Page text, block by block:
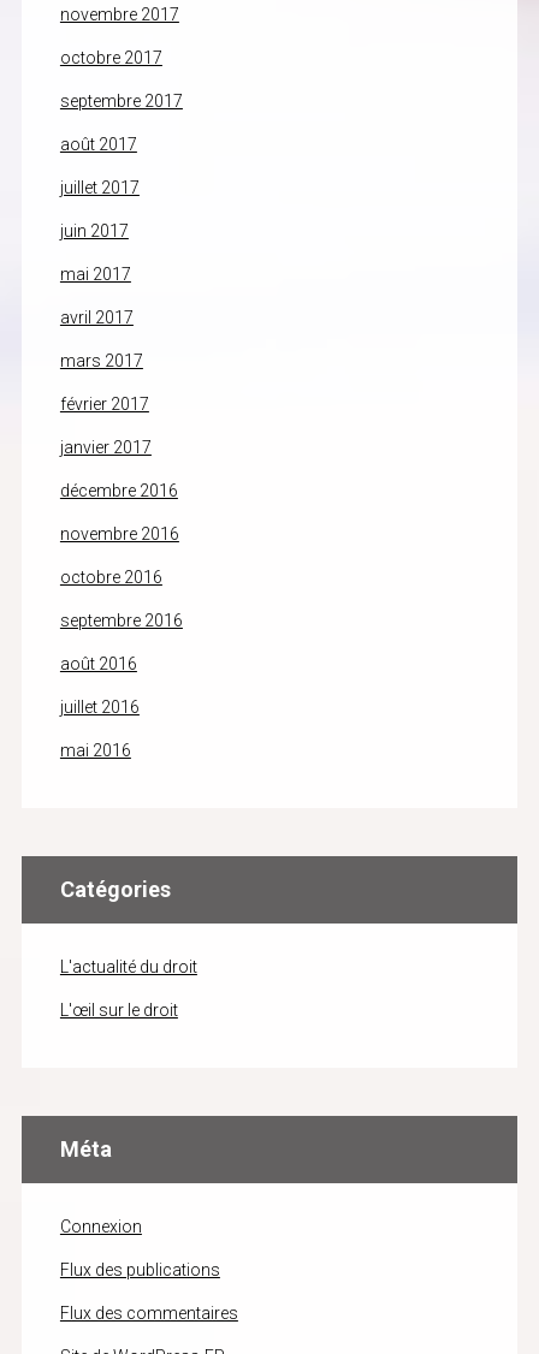
novembre 2017
octobre 2017
septembre 2017
août 2017
juillet 2017
juin 2017
mai 2017
avril 2017
mars 2017
février 2017
janvier 2017
décembre 2016
novembre 2016
octobre 2016
septembre 2016
août 2016
juillet 2016
mai 2016
Catégories
L'actualité du droit
L'œil sur le droit
Méta
Connexion
Flux des publications
Flux des commentaires